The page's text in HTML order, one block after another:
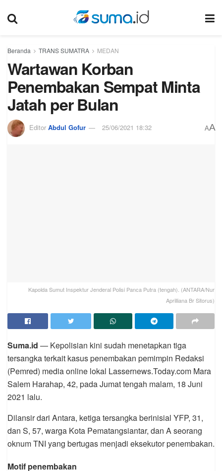
Beranda TRANS SUMATRA MEDAN
Wartawan Korban
Penembakan Sempat Minta
Jatah per Bulan
Editor Abdul Gofur 25/06/2021 18:32 AA
Kapolda Sumut Inspektur Jenderal Polisi Panca Putra (tengah). (ANTARA/Nur
Aprilliana Br Sitorus)
Suma.id — Kepolisian kini sudah menetapkan tiga
tersangka terkait kasus penembakan pemimpin Redaksi
(Pemred) media online lokal Lassernews.Today.com Mara
Salem Harahap, 42, pada Jumat tengah malam, 18 Juni
2021 lalu.
Dilansir dari Antara, ketiga tersangka berinisial YFP, 31,
dan S, 57, warga Kota Pematangsiantar, dan A seorang
oknum TNI yang bertugas menjadi eksekutor penembakan.
Motif penembakan